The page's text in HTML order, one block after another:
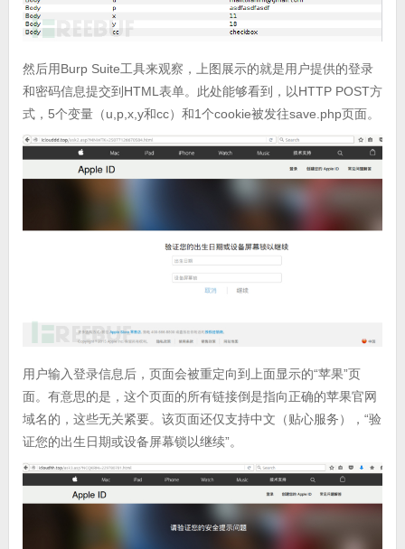
然后用Burp Suite工具来观察，上图展示的就是用户提供的登录
和密码信息提交到HTML表单。此处能够看到，以HTTP POST方
式，5个变量（u,p,x,y和cc）和1个cookie被发往save.php页面。
用户输入登录信息后，页面会被重定向到上面显示的“苹果”页
面。有意思的是，这个页面的所有链接倒是指向正确的苹果官网
域名的，这些无关紧要。该页面还仅支持中文（贴心服务），“验
证您的出生日期或设备屏幕锁以继续”。